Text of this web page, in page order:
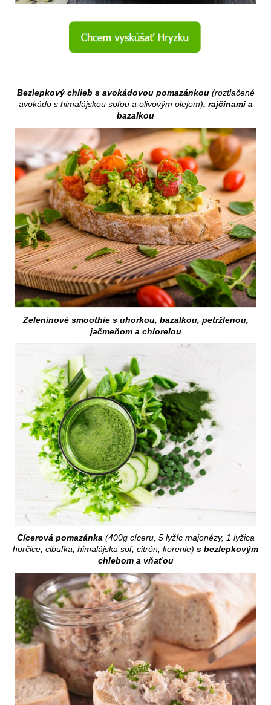
Bezlepkový chlieb s avokádovou pomazánkou (roztlačené
avokádo s himalájskou soľou a olivovým olejom), rajčinami a
bazalkou
Zeleninové smoothie s uhorkou, bazalkou, petržlenou,
jačmeňom a chlorelou
Cícerová pomazánka (400g cíceru, 5 lyžíc majonézy, 1 lyžica
horčice, cibuľka, himalájska soľ, citrón, korenie) s bezlepkovým
chlebom a vňaťou